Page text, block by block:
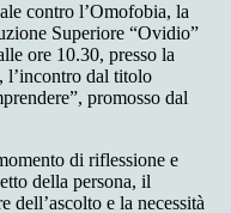
contro l’Omofobia, la
Superiore “Ovidio”
ore 10.30, presso la
l’incontro dal titolo
promosso dal
di riflessione e
della persona, il
e la necessità